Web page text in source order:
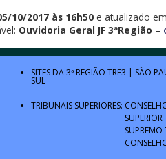
10/2017 às 16h50 e atualizado em
Ouvidoria Geral JF 3ªRegião –
SITES DA 3ª REGIÃO TRF3 | SÃO
SUL
TRIBUNAIS SUPERIORES:
SUPREMO